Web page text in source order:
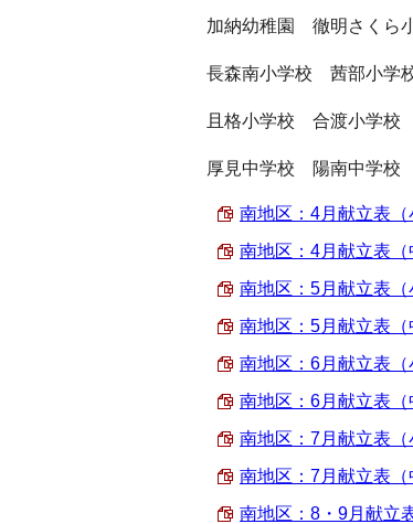
加納幼稚園 徹明さく
長森南小学校 茜部小
且格小学校 合渡小学
厚見中学校 陽南中学
南地区：4月献立表（
南地区：4月献立表（
南地区：5月献立表（
南地区：5月献立表（
南地区：6月献立表（
南地区：6月献立表（
南地区：7月献立表（
南地区：7月献立表（
南地区：8・9月献立